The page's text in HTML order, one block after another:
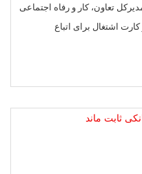
تعاون، کار و رفاه اجتماعی